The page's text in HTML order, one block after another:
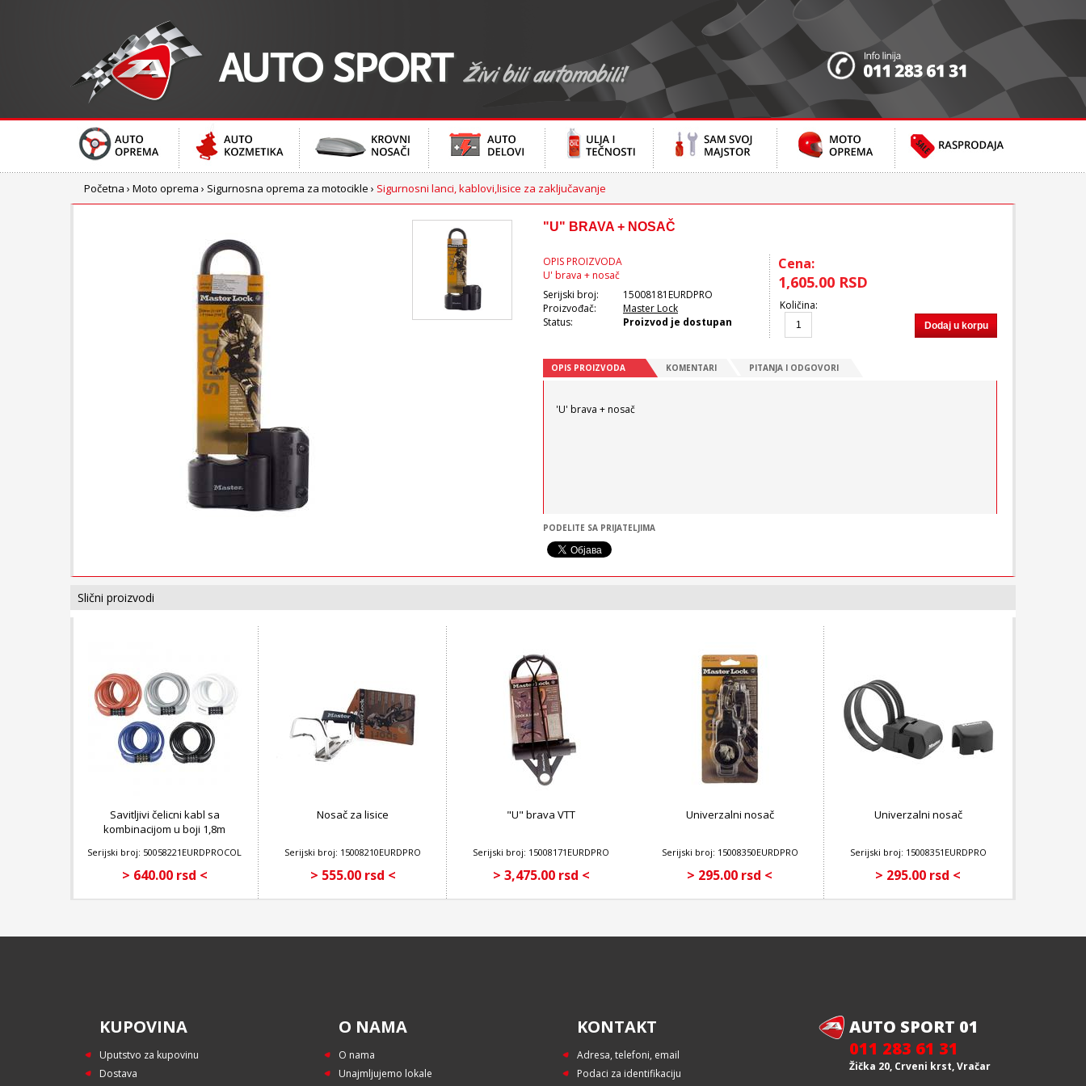
Početna › Moto oprema › Sigurnosna oprema za motocikle › Sigurnosni lanci, kablovi,lisice za zaključavanje
"U" BRAVA + NOSAČ
OPIS PROIZVODA
U' brava + nosač
Serijski broj:
15008181EURDPRO
Proizvođač:
Master Lock
Status:
Proizvod je dostupan
Cena:
1,605.00 RSD
Količina:
Dodaj u korpu
OPIS PROIZVODA KOMENTARI PITANJA I ODGOVORI
'U' brava + nosač
PODELITE SA PRIJATELJIMA
Slični proizvodi
Savitljivi čelicni kabl sa
kombinacijom u boji 1,8m
Serijski broj: 50058221EURDPROCOL
> 640.00 rsd <
Nosač za lisice
Serijski broj: 15008210EURDPRO
> 555.00 rsd <
"U" brava VTT
Serijski broj: 15008171EURDPRO
> 3,475.00 rsd <
Univerzalni nosač
Serijski broj: 15008350EURDPRO
> 295.00 rsd <
Univerzalni nosač
Serijski broj: 15008351EURDPRO
> 295.00 rsd <
KUPOVINA
Uputstvo za kupovinu
Dostava
O NAMA
O nama
Unajmljujemo lokale
KONTAKT
Adresa, telefoni, email
Podaci za identifikaciju
AUTO SPORT 01
011 283 61 31
Žička 20, Crveni krst, Vračar